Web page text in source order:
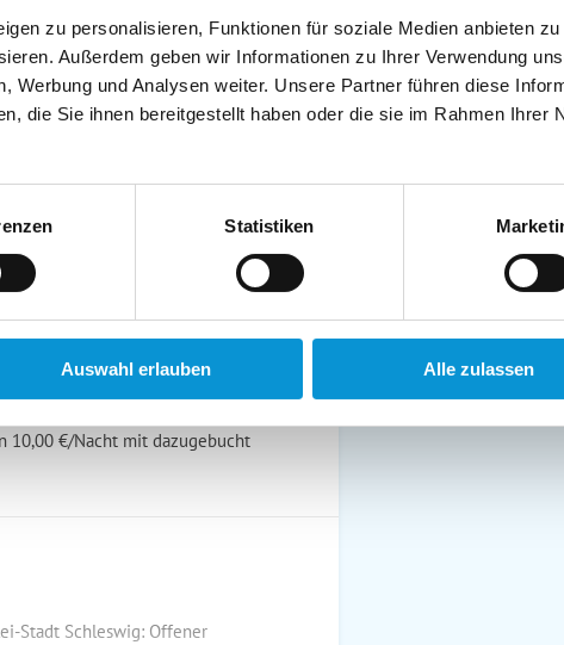
zu personalisieren, Funktionen für soziale Medien anbieten
Außerdem geben wir Informationen zu Ihrer Verwendung
Werbung und Analysen weiter. Unsere Partner führen diese
die Sie ihnen bereitgestellt haben oder die sie im Rahmen Ihrer
Statistiken
Auswahl erlauben Alle zulassen
Handtücher inkl.
Halbpension möglich
10,00 €/Nacht mit dazugebucht
Stadt Schleswig: Offener